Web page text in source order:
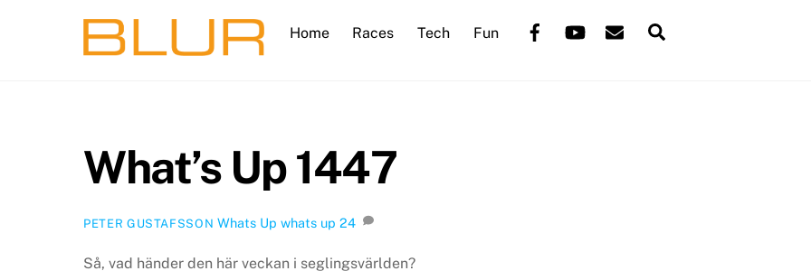
FacebookYouTubeMail
Home Races Tech Fun
What’s Up 1447
PETER GUSTAFSSON Whats Up whats up 24
Så, vad händer den här veckan i seglingsvärlden?
To